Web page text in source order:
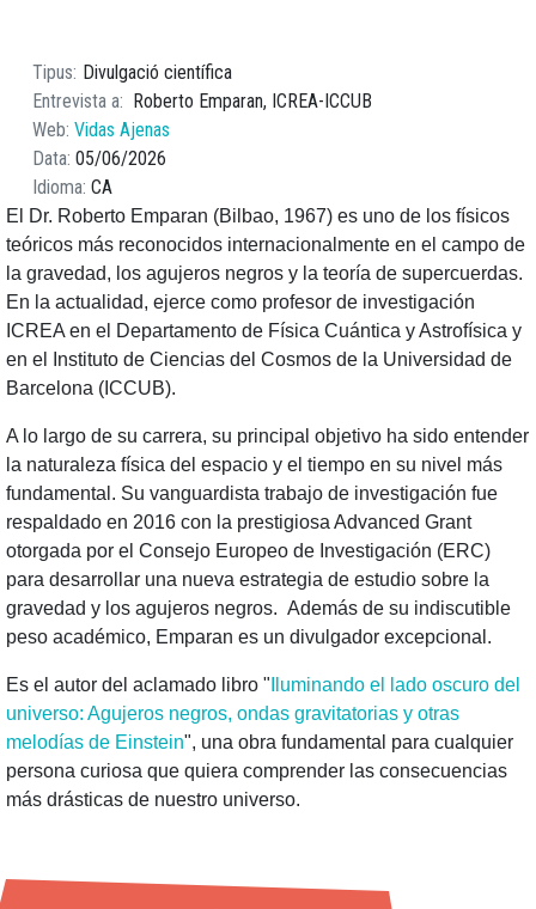
Tipus Divulgació científica
Entrevista a
Roberto Emparan, ICREA-ICCUB
Web Vidas Ajenas
Data 05/06/2026
Idioma CA
El Dr. Roberto Emparan (Bilbao, 1967) es uno de los físicos
teóricos más reconocidos internacionalmente en el campo de
la gravedad, los agujeros negros y la teoría de supercuerdas.
En la actualidad, ejerce como profesor de investigación
ICREA en el Departamento de Física Cuántica y Astrofísica y
en el Instituto de Ciencias del Cosmos de la Universidad de
Barcelona (ICCUB).
A lo largo de su carrera, su principal objetivo ha sido entender
la naturaleza física del espacio y el tiempo en su nivel más
fundamental. Su vanguardista trabajo de investigación fue
respaldado en 2016 con la prestigiosa Advanced Grant
otorgada por el Consejo Europeo de Investigación (ERC)
para desarrollar una nueva estrategia de estudio sobre la
gravedad y los agujeros negros. Además de su indiscutible
peso académico, Emparan es un divulgador excepcional.
Es el autor del aclamado libro " Iluminando el lado oscuro del
universo: Agujeros negros, ondas gravitatorias y otras
melodías de Einstein", una obra fundamental para cualquier
persona curiosa que quiera comprender las consecuencias
más drásticas de nuestro universo.